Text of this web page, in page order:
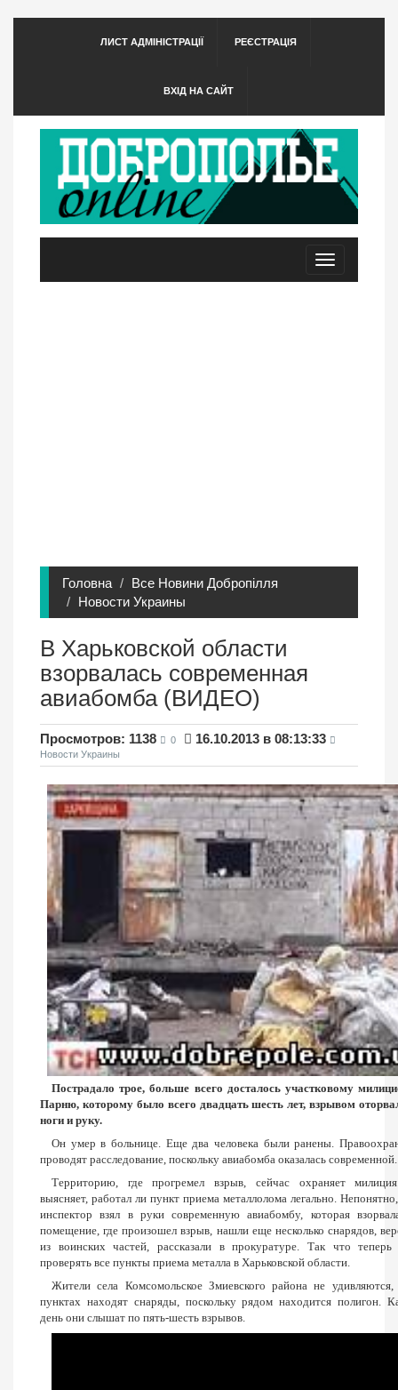
ЛИСТ АДМІНІСТРАЦІЇ РЕЄСТРАЦІЯ
ВХІД НА САЙТ
Toggle
navigation
Головна
Все Новини Добропілля
Новости Украины
В Харьковской области
взорвалась современная
авиабомба (ВИДЕО)
Просмотров: 1138 0 16.10.2013 в 08:13:33
Новости Украины
Пострадало трое, больше всего досталось участковому
Парню, которому было всего двадцать шесть лет, взрывом
ноги и руку.
Он умер в больнице. Еще два человека были ранены.
проводят расследование, поскольку авиабомба оказалась современной.
Территорию, где прогремел взрыв, сейчас охраняет
выясняет, работал ли пункт приема металлолома легально.
инспектор взял в руки современную авиабомбу, которая
помещение, где произошел взрыв, нашли еще несколько снарядов,
из воинских частей, рассказали в прокуратуре. Так что теперь
проверять все пункты приема металла в Харьковской области.
Жители села Комсомольское Змиевского района не
пунктах находят снаряды, поскольку рядом находится полигон.
день они слышат по пять-шесть взрывов.